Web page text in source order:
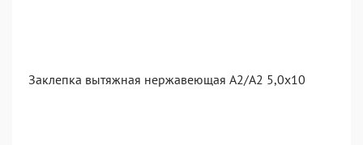
Заклепка вытяжная нержавеющая A2/A2 5,0x10